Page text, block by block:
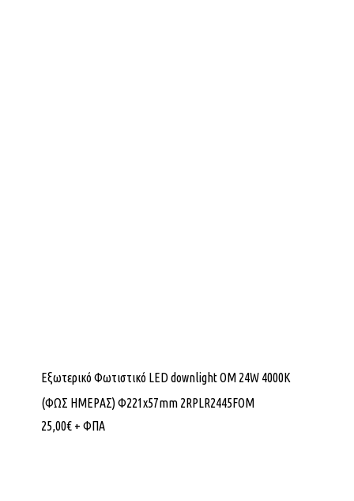
Εξωτερικό Φωτιστικό LED downlight OM 24W 4000K
(ΦΩΣ ΗΜΕΡΑΣ) Φ221x57mm 2RPLR2445FOM
25,00€ + ΦΠΑ